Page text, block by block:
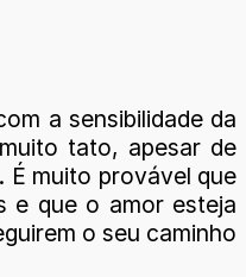
a sensibilidade da
tato, apesar de
É muito provável que
e que o amor esteja
o seu caminho